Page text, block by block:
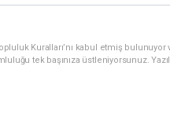
Kuralları’nı kabul etmiş
tek başınıza üstleniyorsunuz.